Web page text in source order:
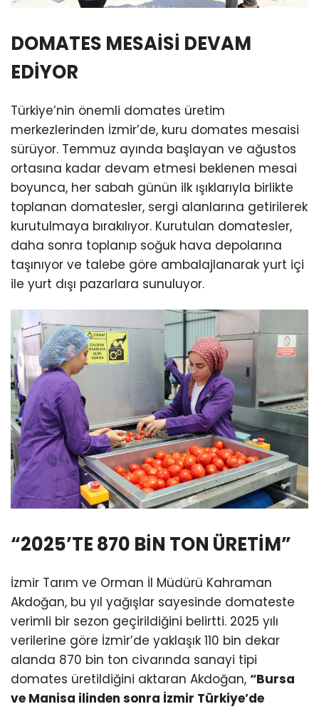
DOMATES MESAİSİ DEVAM
EDİYOR
Türkiye’nin önemli domates üretim
merkezlerinden İzmir’de, kuru domates mesaisi
sürüyor. Temmuz ayında başlayan ve ağustos
ortasına kadar devam etmesi beklenen mesai
boyunca, her sabah günün ilk ışıklarıyla birlikte
toplanan domatesler, sergi alanlarına getirilerek
kurutulmaya bırakılıyor. Kurutulan domatesler,
daha sonra toplanıp soğuk hava depolarına
taşınıyor ve talebe göre ambalajlanarak yurt içi
ile yurt dışı pazarlara sunuluyor.
“2025’TE 870 BİN TON ÜRETİM”
İzmir Tarım ve Orman İl Müdürü Kahraman
Akdoğan, bu yıl yağışlar sayesinde domateste
verimli bir sezon geçirildiğini belirtti. 2025 yılı
verilerine göre İzmir’de yaklaşık 110 bin dekar
alanda 870 bin ton civarında sanayi tipi
domates üretildiğini aktaran Akdoğan, “Bursa
ve Manisa ilinden sonra İzmir Türkiye’de